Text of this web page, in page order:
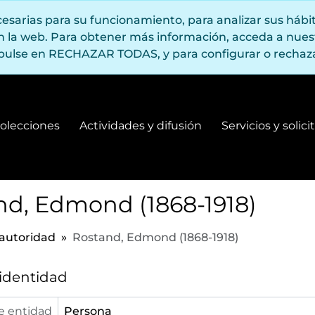
para su funcionamiento, para analizar sus
web. Para obtener más información, acceda a
en RECHAZAR TODAS, y para configurar o
y colecciones
Actividades y difusión
Actividades y difusión
Servicios y
Edmond (1868-1918)
Rostand, Edmond (1868-1918)
entidad Persona